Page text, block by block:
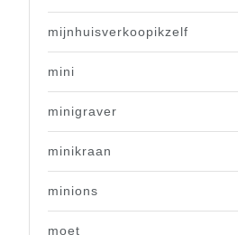
mijnhuisverkoopikzelf
mini
minigraver
minikraan
minions
moet